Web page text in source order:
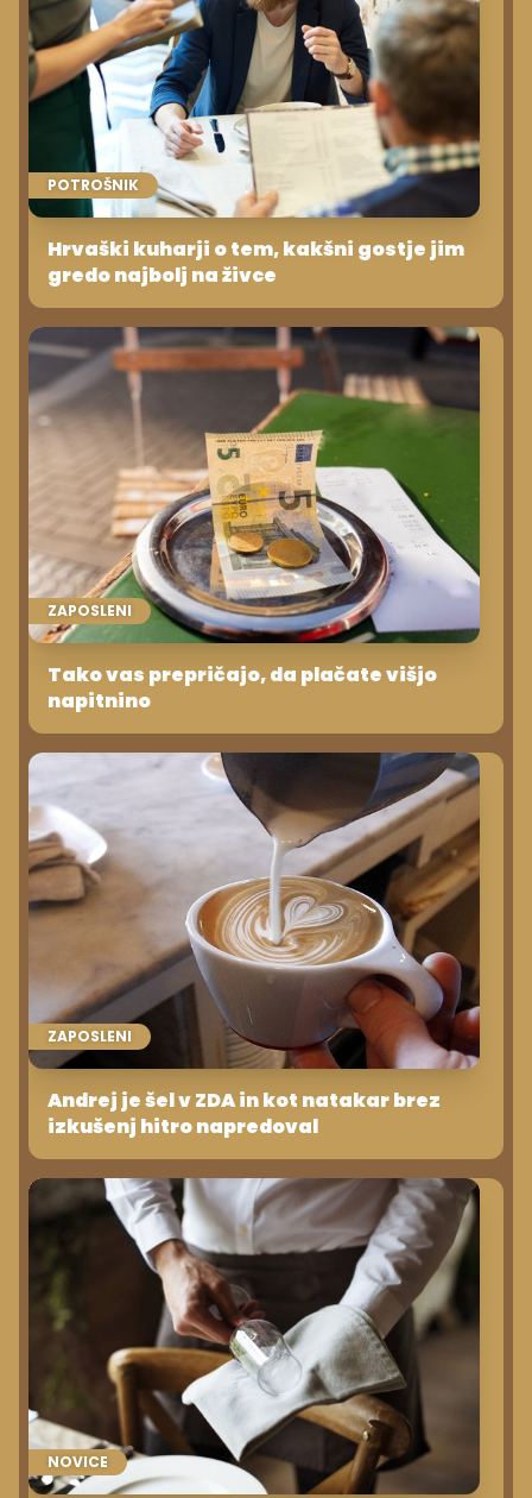
POTROŠNIK
Hrvaški kuharji o tem, kakšni gostje jim
gredo najbolj na živce
ZAPOSLENI
Tako vas prepričajo, da plačate višjo
napitnino
ZAPOSLENI
Andrej je šel v ZDA in kot natakar brez
izkušenj hitro napredoval
NOVICE